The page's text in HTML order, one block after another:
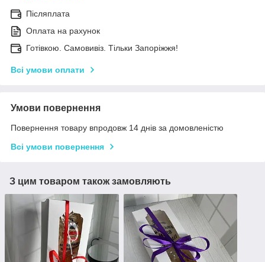
Післяплата
Оплата на рахунок
Готівкою. Самовивіз. Тільки Запоріжжя!
Всі умови оплати
Умови повернення
Повернення товару впродовж 14 днів за домовленістю
Всі умови повернення
З цим товаром також замовляють